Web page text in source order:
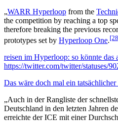
„WARR Hyperloop from the
the competition by reaching a top
therefore breaking the previous
prototypes set by Hyperloop One.
reisen im Hyperloop: so könnte das
https://twitter.com/twitter/statuses/
Das wäre doch mal ein
„Auch in der Rangliste der
Deutschland in den letzten Jahren
erreichte der ICE mit einer